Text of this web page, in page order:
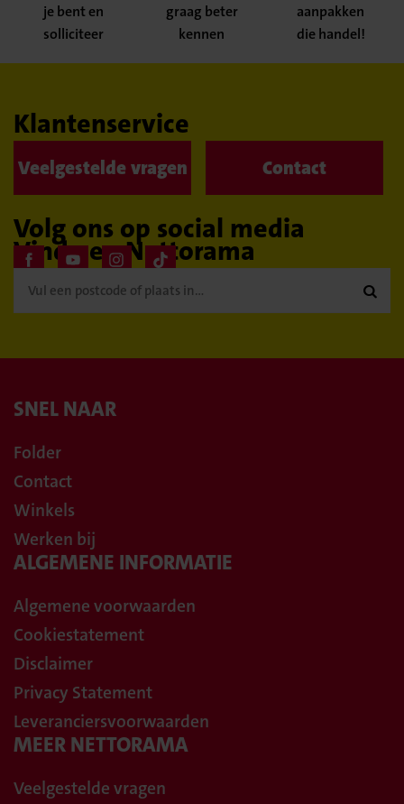
je bent en
solliciteer
graag beter
kennen
aanpakken
die handel!
Klantenservice
Veelgestelde vragen Contact
Volg ons op social media
Vind een Nettorama

SNEL NAAR
Folder
Contact
Winkels
Werken bij
ALGEMENE INFORMATIE
Algemene voorwaarden
Cookiestatement
Disclaimer
Privacy Statement
Leveranciersvoorwaarden
MEER NETTORAMA
Veelgestelde vragen